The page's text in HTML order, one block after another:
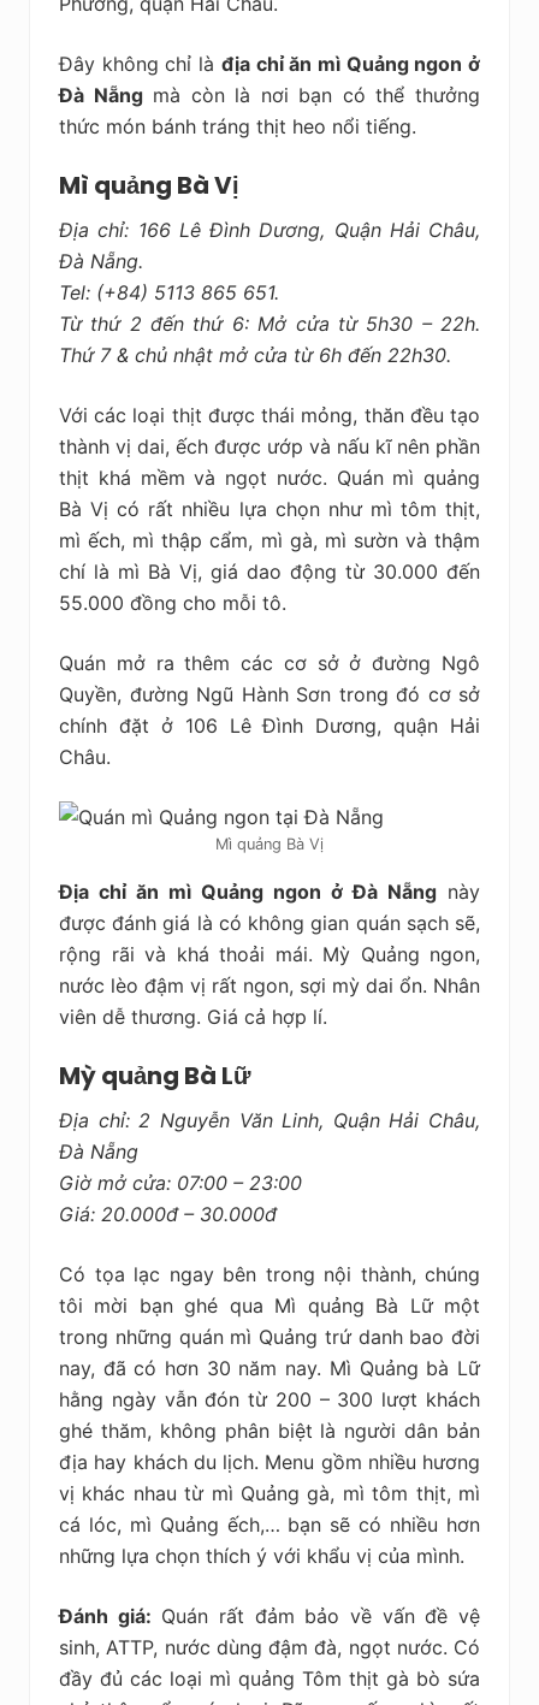
Đây không chỉ là địa chỉ ăn mì Quảng ngon ở
Đà Nẵngmà còn là nơi bạn có thể thưởng
thức món bánh tráng thịt heo nổi tiếng.
Mì quảng Bà Vị
Địa chỉ: 166 Lê Đình Dương, Quận Hải Châu,
Đà Nẵng.
Tel: (+84) 5113 865 651.
Từ thứ 2 đến thứ 6: Mở cửa từ 5h30 – 22h.
Thứ 7 & chủ nhật mở cửa từ 6h đến 22h30.
Với các loại thịt được thái mỏng, thăn đều tạo
thành vị dai, ếch được ướp và nấu kĩ nên phần
thịt khá mềm và ngọt nước. Quán mì quảng
Bà Vị có rất nhiều lựa chọn như mì tôm thịt,
mì ếch, mì thập cẩm, mì gà, mì sườn và thậm
chí là mì Bà Vị, giá dao động từ 30.000 đến
55.000 đồng cho mỗi tô.
Quán mở ra thêm các cơ sở ở đường Ngô
Quyền, đường Ngũ Hành Sơn trong đó cơ sở
chính đặt ở 106 Lê Đình Dương, quận Hải
Châu.
Mì quảng Bà Vị
Địa chỉ ăn mì Quảng ngon ở Đà Nẵng này
được đánh giá là có không gian quán sạch sẽ,
rộng rãi và khá thoải mái. Mỳ Quảng ngon,
nước lèo đậm vị rất ngon, sợi mỳ dai ổn. Nhân
viên dễ thương. Giá cả hợp lí.
Mỳ quảng Bà Lữ
Địa chỉ: 2 Nguyễn Văn Linh, Quận Hải Châu,
Đà Nẵng
Giờ mở cửa: 07:00 – 23:00
Giá: 20.000đ – 30.000đ
Có tọa lạc ngay bên trong nội thành, chúng
tôi mời bạn ghé qua Mì quảng Bà Lữ một
trong những quán mì Quảng trứ danh bao đời
nay, đã có hơn 30 năm nay. Mì Quảng bà Lữ
hằng ngày vẫn đón từ 200 – 300 lượt khách
ghé thăm, không phân biệt là người dân bản
địa hay khách du lịch. Menu gồm nhiều hương
vị khác nhau từ mì Quảng gà, mì tôm thịt, mì
cá lóc, mì Quảng ếch,… bạn sẽ có nhiều hơn
những lựa chọn thích ý với khẩu vị của mình.
Đánh giá: Quán rất đảm bảo về vấn đề vệ
sinh, ATTP, nước dùng đậm đà, ngọt nước. Có
đầy đủ các loại mì quảng Tôm thịt gà bò sứa